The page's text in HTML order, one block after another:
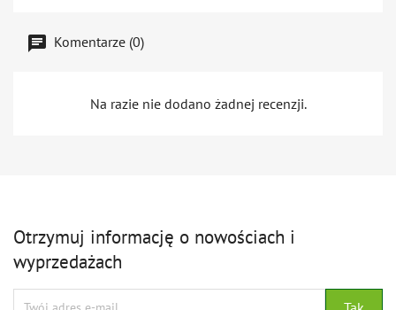
Komentarze (0)
Na razie nie dodano żadnej recenzji.
Otrzymuj informację o nowościach i
wyprzedażach